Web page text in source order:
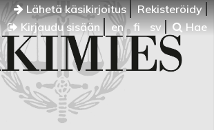
Lähetä käsikirjoitus
Rekisteröidy
Kirjaudu sisään
en fi sv Hae